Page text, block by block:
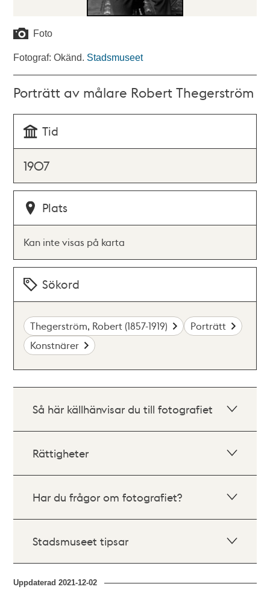
Foto
Fotograf: Okänd. Stadsmuseet
Porträtt av målare Robert Thegerström
Tid
1907
Plats
Kan inte visas på karta
Sökord
Thegerström, Robert (1857-1919)
Porträtt
Konstnärer
Så här källhänvisar du till fotografiet
Rättigheter
Har du frågor om fotografiet?
Stadsmuseet tipsar
Uppdaterad2021-12-02